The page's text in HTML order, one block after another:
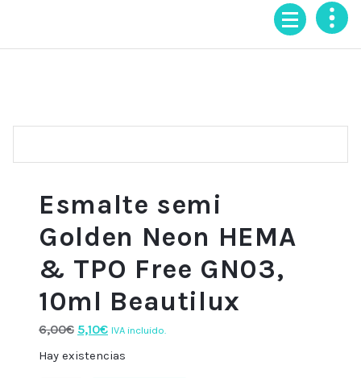
Esmalte semi
Golden Neon HEMA
& TPO Free GN03,
10ml Beautilux
6,00€ El
precio
5,10€El
precio
IVA incluido.
Hay existencias